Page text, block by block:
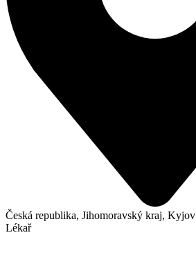
Česká republika, Jihomoravský kraj, Kyjov
Lékař